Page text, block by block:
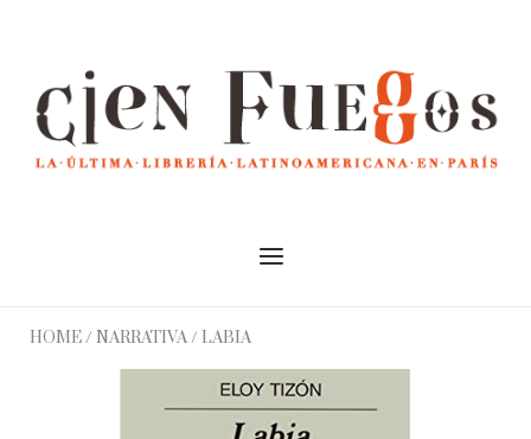
Menu
HOME/ NARRATIVA/ LABIA